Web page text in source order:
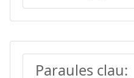
Paraules clau: